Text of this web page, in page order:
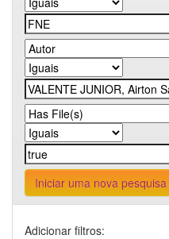
Iniciar uma nova pesquisa
Adicionar filtros: